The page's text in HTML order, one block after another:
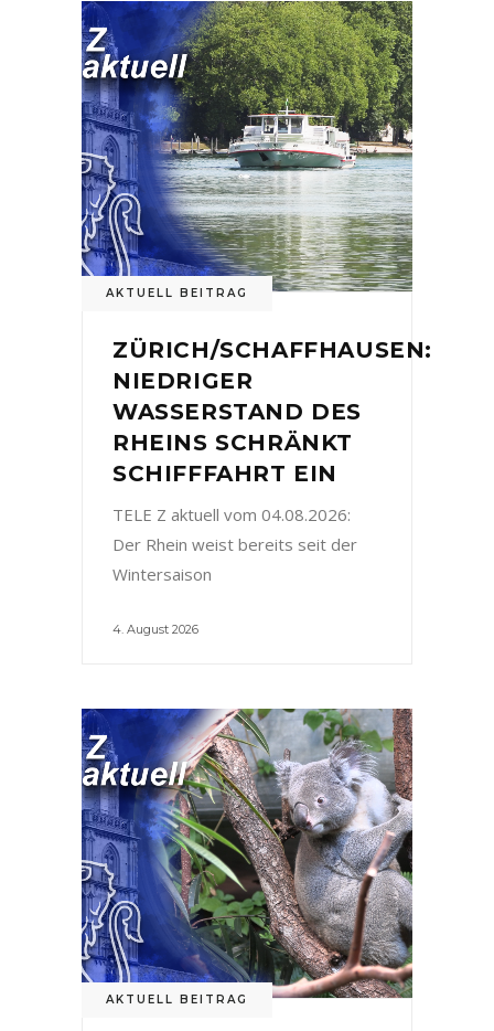
AKTUELL BEITRAG
ZÜRICH/SCHAFFHAUSEN:
NIEDRIGER
WASSERSTAND DES
RHEINS SCHRÄNKT
SCHIFFFAHRT EIN
TELE Z aktuell vom 04.08.2026:
Der Rhein weist bereits seit der
Wintersaison
4. August 2026
AKTUELL BEITRAG